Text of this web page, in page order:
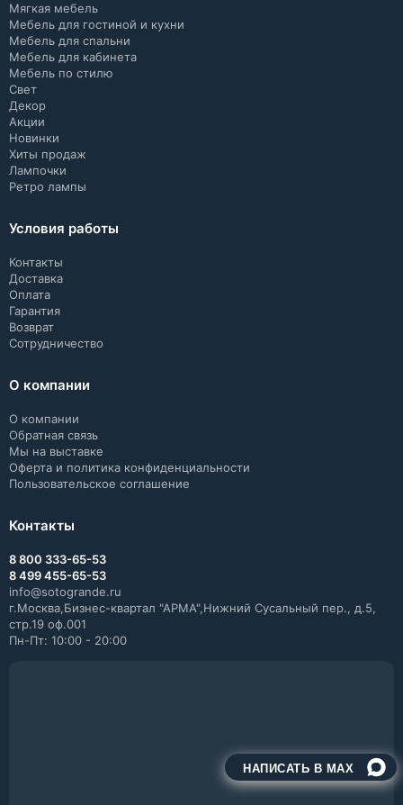
НАПИСАТЬ В MAX
Мягкая мебель
Мебель для гостиной и кухни
Мебель для спальни
Мебель для кабинета
Мебель по стилю
Свет
Декор
Акции
Новинки
Хиты продаж
Лампочки
Ретро лампы
Условия работы
Контакты
Доставка
Оплата
Гарантия
Возврат
Сотрудничество
О компании
О компании
Обратная связь
Мы на выставке
Оферта и политика конфиденциальности
Пользовательское соглашение
Контакты
8 800 333-65-53
8 499 455-65-53
info@sotogrande.ru
г.Москва,Бизнес-квартал "АРМА",Нижний Сусальный пер., д.5,
стр.19 оф.001
Пн-Пт: 10:00 - 20:00